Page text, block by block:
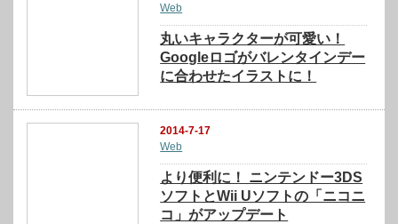
Web
丸いキャラクターが可愛い！
Googleロゴがバレンタインデー
に合わせたイラストに！
2014-7-17
Web
より便利に！ ニンテンドー3DS
ソフトとWii Uソフトの「ニコニ
コ」がアップデート